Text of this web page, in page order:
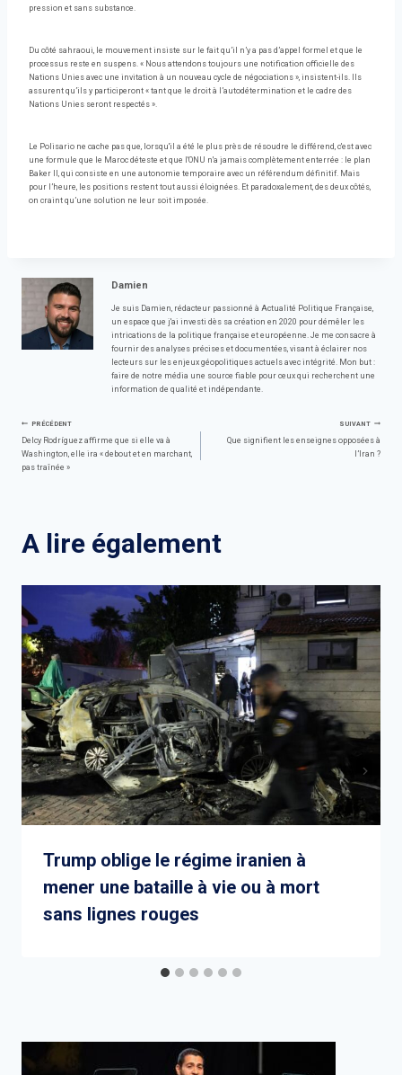
pression et sans substance.
Du côté sahraoui, le mouvement insiste sur le fait qu’il n’y a pas d’appel formel et que le
processus reste en suspens. « Nous attendons toujours une notification officielle des
Nations Unies avec une invitation à un nouveau cycle de négociations », insistent-ils. Ils
assurent qu’ils y participeront « tant que le droit à l’autodétermination et le cadre des
Nations Unies seront respectés ».
Le Polisario ne cache pas que, lorsqu'il a été le plus près de résoudre le différend, c'est avec
une formule que le Maroc déteste et que l'ONU n'a jamais complètement enterrée : le plan
Baker II, qui consiste en une autonomie temporaire avec un référendum définitif. Mais
pour l’heure, les positions restent tout aussi éloignées. Et paradoxalement, des deux côtés,
on craint qu’une solution ne leur soit imposée.
Damien
Je suis Damien, rédacteur passionné à Actualité Politique Française,
un espace que j'ai investi dès sa création en 2020 pour démêler les
intrications de la politique française et européenne. Je me consacre à
fournir des analyses précises et documentées, visant à éclairer nos
lecteurs sur les enjeux géopolitiques actuels avec intégrité. Mon but :
faire de notre média une source fiable pour ceux qui recherchent une
information de qualité et indépendante.
Navigation
de
PRÉCÉDENT
Delcy Rodríguez affirme que si elle va à
Washington, elle ira « debout et en marchant,
pas traînée »
SUIVANT
Que signifient les enseignes opposées à
l’Iran ?
A lire également
Trump oblige le régime iranien à
mener une bataille à vie ou à mort
sans lignes rouges